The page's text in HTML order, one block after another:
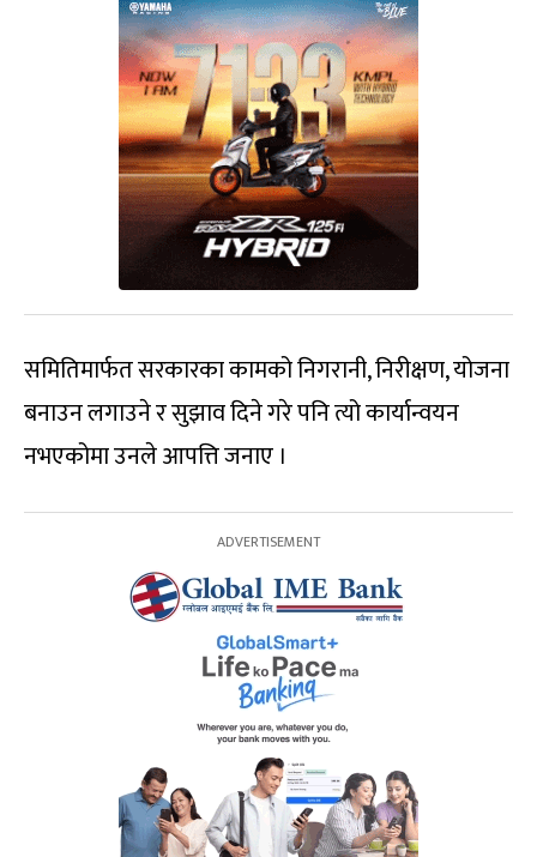
समितिमार्फत सरकारका कामको निगरानी, निरीक्षण, योजना
बनाउन लगाउने र सुझाव दिने गरे पनि त्यो कार्यान्वयन
नभएकोमा उनले आपत्ति जनाए ।